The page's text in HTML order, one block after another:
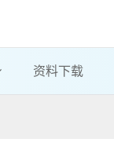
资料下载